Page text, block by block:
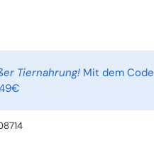
Tiernahrung! Mit dem Code